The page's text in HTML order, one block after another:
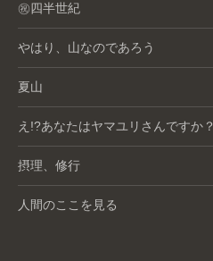
㊗️四半世紀
やはり、山なのであろう
夏山
え!?あなたはヤマユリさんですか？
摂理、修行
人間のここを見る